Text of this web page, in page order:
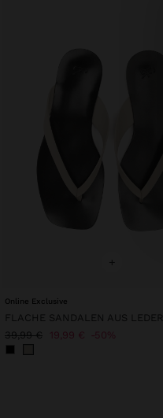
+
Online Exclusive
FLACHE SANDALEN AUS LEDER
39,99 € 19,99 € 50%